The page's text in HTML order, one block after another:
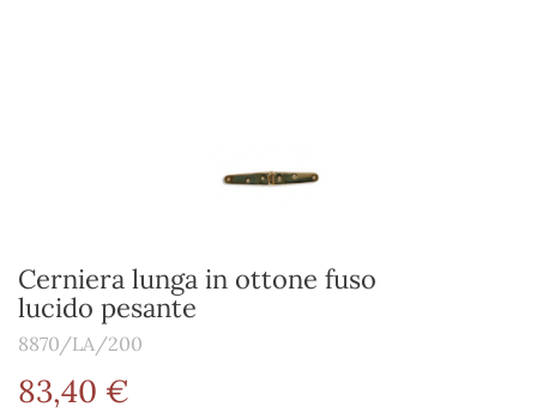
Cerniera lunga in ottone fuso
lucido pesante
8870/LA/200
83,40 €